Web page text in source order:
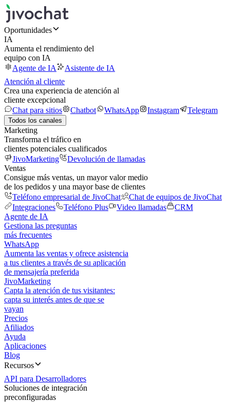
Oportunidades
IA
Aumenta el rendimiento del
equipo con IA
Agente de IA
Asistente de IA
Atención al cliente
Crea una experiencia de atención al
cliente excepcional
Chat para sitios
Chatbot WhatsApp Instagram Telegram
Todos los canales
Marketing
Transforma el tráfico en
clientes potenciales cualificados
JivoMarketing
Devolución de llamadas
Ventas
Consigue más ventas, un mayor valor medio
de los pedidos y una mayor base de clientes
Teléfono empresarial de JivoChat
Chat de equipos de JivoChat
Integraciones
Teléfono Plus Video llamadas
CRM
Agente de IA
Gestiona las preguntas
más frecuentes
WhatsApp
Aumenta las ventas y ofrece asistencia
a tus clientes a través de su aplicación
de mensajería preferida
JivoMarketing
Capta la atención de tus visitantes:
capta su interés antes de que se
vayan
Precios
Afiliados
Ayuda
Aplicaciones
Blog
Recursos
API para Desarrolladores
Soluciones de integración
preconfiguradas